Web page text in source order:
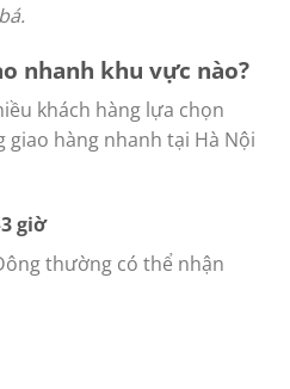
nhanh khu vực nào?
khách hàng lựa chọn
giao hàng nhanh tại Hà Nội
giờ
thường có thể nhận